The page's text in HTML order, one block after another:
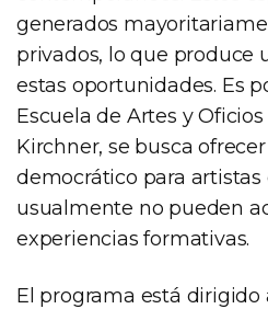
generados
privados, lo que produce
estas oportunidades. Es
Escuela de Artes y
Kirchner, se busca
democrático para
usualmente no pueden
experiencias formativas.
El programa está dirigido